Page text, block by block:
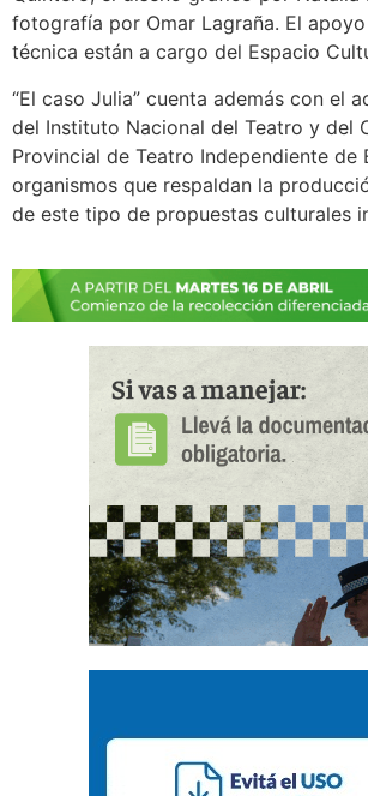
fotografía por Omar Lagraña. El
técnica están a cargo del Espacio
“El caso Julia” cuenta además con el
del Instituto Nacional del Teatro y del
Provincial de Teatro Independiente de
organismos que respaldan la
de este tipo de propuestas culturales